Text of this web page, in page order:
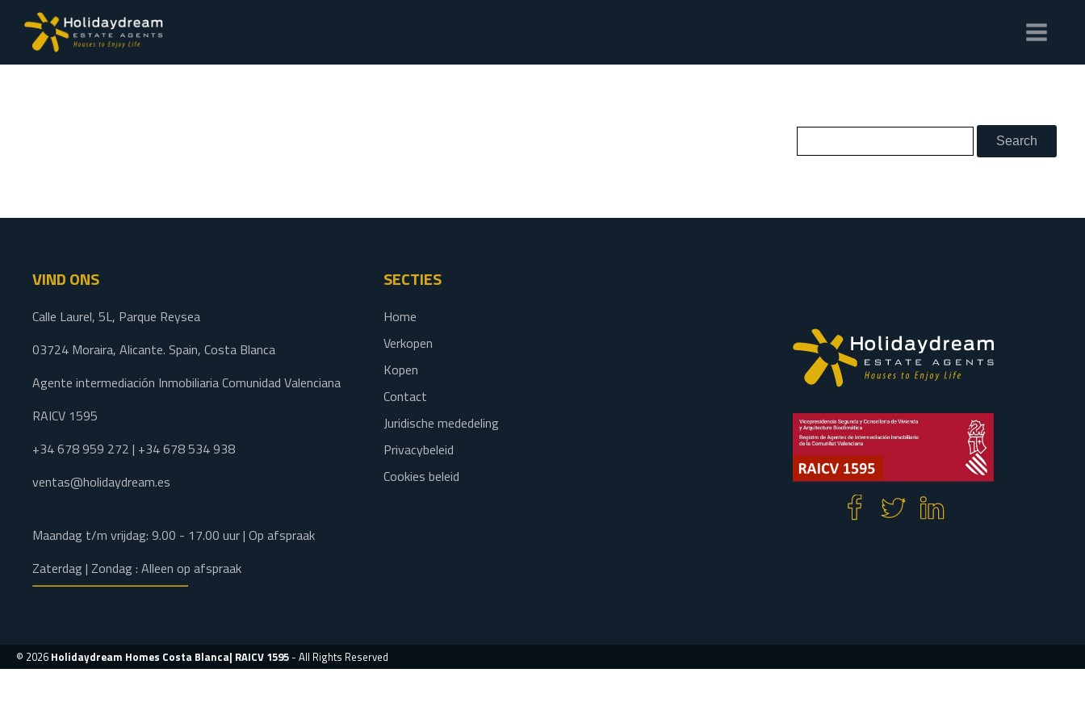
VIND ONS
Calle Laurel, 5L, Parque Reysea
03724 Moraira, Alicante. Spain, Costa Blanca
Agente intermediación Inmobiliaria Comunidad Valenciana
RAICV 1595
+34 678 959 272 | +34 678 534 938
ventas@holidaydream.es
Maandag t/m vrijdag: 9.00 - 17.00 uur | Op afspraak
Zaterdag | Zondag : Alleen op afspraak
SECTIES
Home
Verkopen
Kopen
Contact
Juridische mededeling
Privacybeleid
Cookies beleid
© 2026 Holidaydream Homes Costa Blanca| RAICV 1595 - All Rights Reserved